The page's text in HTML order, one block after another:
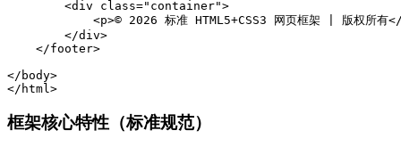
        <div class="container">
<p>© 2026 标准 HTML5+CSS3 网页框架 | 版权所有
        </div>
    </footer>
</body>
</html>
框架核心特性（标准规范）